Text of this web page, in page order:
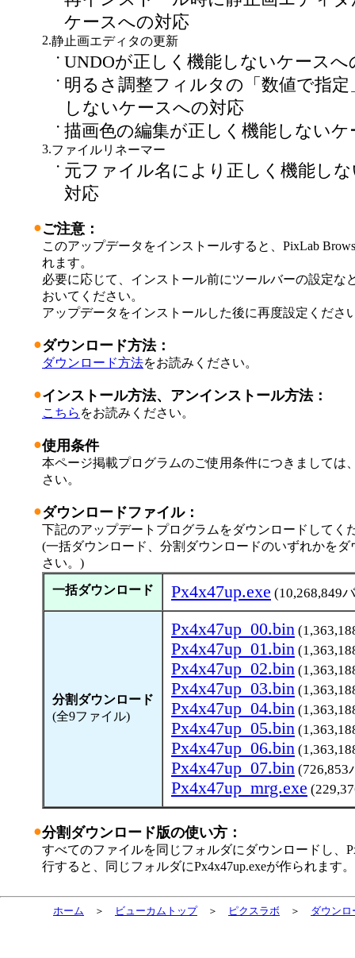
ケースへの対応
2.静止画エディタの更新
・ UNDOが正しく機能しないケースへ
・ 明るさ調整フィルタの「数値で指
しないケースへの対応
・ 描画色の編集が正しく機能しない
3.ファイルリネーマー
・ 元ファイル名により正しく機能し
対応
●ご注意：
このアップデータをインストールすると、PixLab
れます。
必要に応じて、インストール前にツールバーの設定な
おいてください。
アップデータをインストールした後に再度設定くださ
●ダウンロード方法：
ダウンロード方法をお読みください。
●インストール方法、アンインストール方法：
こちら をお読みください。
●使用条件
本ページ掲載プログラムのご使用条件につきましては
さい。
●ダウンロードファイル：
下記のアップデートプログラムをダウンロードしてく
(一括ダウンロード、分割ダウンロードのいずれかを
さい。)
一括ダウンロード
Px4x47up.exe (10,268,849
分割ダウンロード
(全9ファイル)
Px4x47up_00.bin
Px4x47up_01.bin
Px4x47up_02.bin
Px4x47up_03.bin
Px4x47up_04.bin
Px4x47up_05.bin
Px4x47up_06.bin
Px4x47up_07.bin (726,853
Px4x47up_mrg.exe
●分割ダウンロード版の使い方：
すべてのファイルを同じフォルダにダウンロードし、
行すると、同じフォルダにPx4x47up.exeが作られます。
ホーム ＞ ビューカムトップ＞ ピクスラボ ＞ ダウンロ